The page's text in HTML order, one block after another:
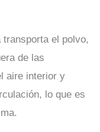
el polvo,
de las
aire interior y
lo que es